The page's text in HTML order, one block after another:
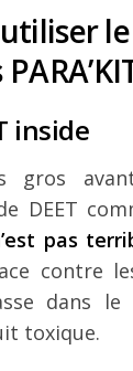
inside
gros
DEET
pas
contre
dans
toxique.